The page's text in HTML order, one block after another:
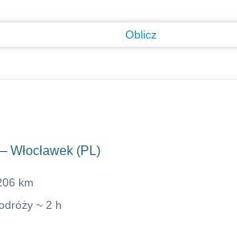
Oblicz
(PL)
km
~ 2 h